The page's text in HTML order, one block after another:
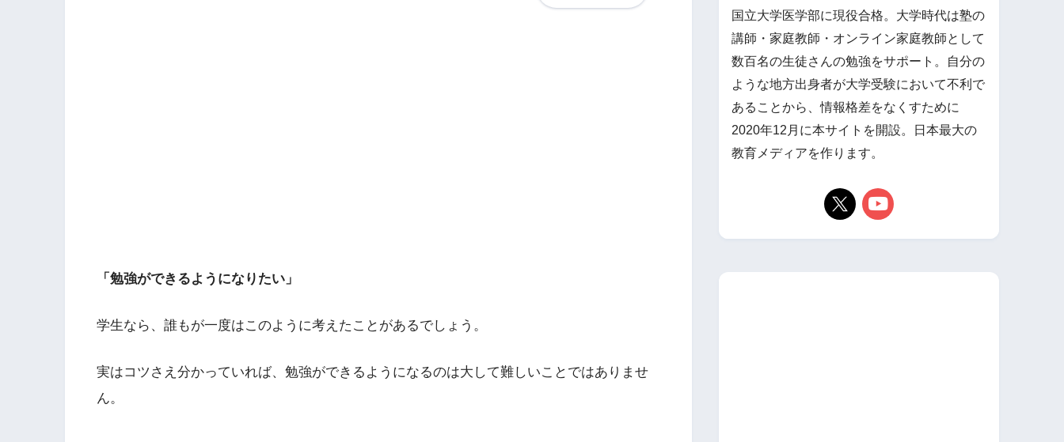
「勉強ができるようになりたい」
学生なら、誰もが一度はこのように考えたことがあるでしょう。
実はコツさえ分かっていれば、勉強ができるようになるのは大して難しいことではありませ
ん。
国立大学医学部に現役合格。大学時代は塾の
講師・家庭教師・オンライン家庭教師として
数百名の生徒さんの勉強をサポート。自分の
ような地方出身者が大学受験において不利で
あることから、情報格差をなくすために
2020年12月に本サイトを開設。日本最大の
教育メディアを作ります。